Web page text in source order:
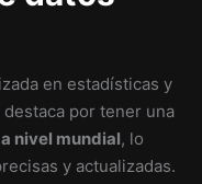
en estadísticas y
por tener una
nivel mundial, lo
y actualizadas.